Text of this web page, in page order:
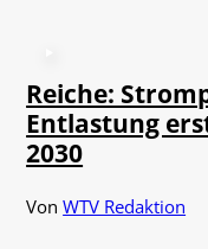
Reiche:
Entlastung
2030
VonWTV Redaktion